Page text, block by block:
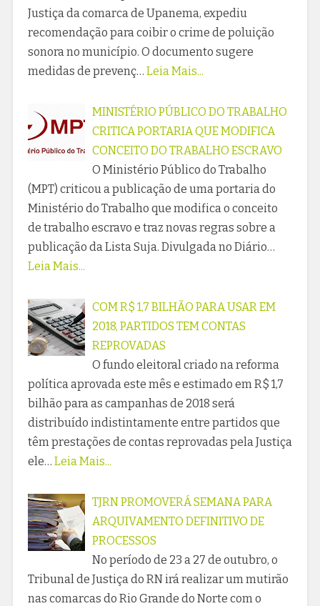
Justiça da comarca de Upanema, expediu
recomendação para coibir o crime de poluição
sonora no município. O documento sugere
medidas de prevenç… Leia Mais...
MINISTÉRIO PÚBLICO DO TRABALHO
CRITICA PORTARIA QUE MODIFICA
CONCEITO DO TRABALHO ESCRAVO
O Ministério Público do Trabalho
(MPT) criticou a publicação de uma portaria do
Ministério do Trabalho que modifica o conceito
de trabalho escravo e traz novas regras sobre a
publicação da Lista Suja. Divulgada no Diário…
Leia Mais...
COM R$ 1,7 BILHÃO PARA USAR EM
2018, PARTIDOS TEM CONTAS
REPROVADAS
O fundo eleitoral criado na reforma
política aprovada este mês e estimado em R$ 1,7
bilhão para as campanhas de 2018 será
distribuído indistintamente entre partidos que
têm prestações de contas reprovadas pela Justiça
ele… Leia Mais...
TJRN PROMOVERÁ SEMANA PARA
ARQUIVAMENTO DEFINITIVO DE
PROCESSOS
No período de 23 a 27 de outubro, o
Tribunal de Justiça do RN irá realizar um mutirão
nas comarcas do Rio Grande do Norte com o